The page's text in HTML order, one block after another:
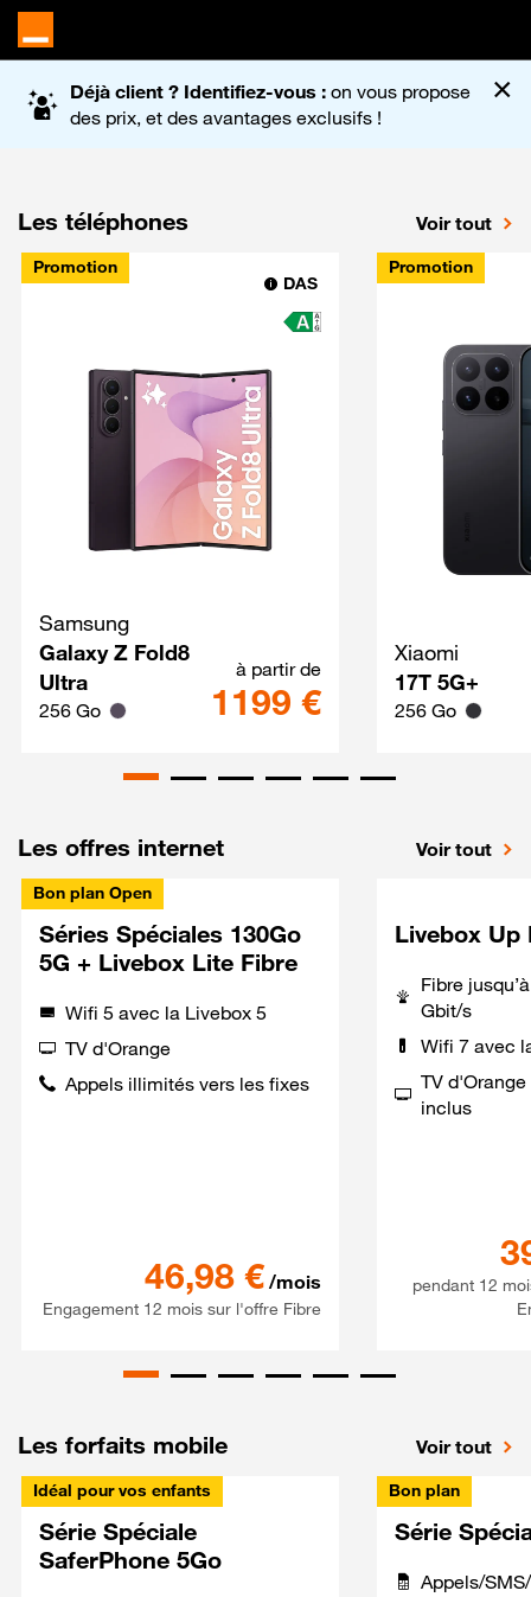
Accueil du site Orange
Déjà client ? Identifiez-vous : on vous propose
des prix, et des avantages exclusifs !
×
Les téléphones Voir tout
Promotion
Samsung
Galaxy Z Fold8
Ultra
256 Go
Galaxy Z Fold8 Ultra
à partir de
1199 €
DAS
Promotion
Xiaomi
17T 5G+
256 Go
Les offres internet Voir tout
Bon plan Open
Séries Spéciales 130Go
5G + Livebox Lite Fibre
Wifi 5 avec la Livebox 5
TV d'Orange
Appels illimités vers les fixes
Série spéciale 120Go 5G
46,98 € /mois
Engagement 12 mois sur l'offre Fibre
Livebox Up
Fibre
Gbit/s
Wifi 7 avec
TV
inclus
pendant 12
Les forfaits mobile Voir tout
Idéal pour vos enfants
Série Spéciale
SaferPhone 5Go
Bon plan
Série
Appels/